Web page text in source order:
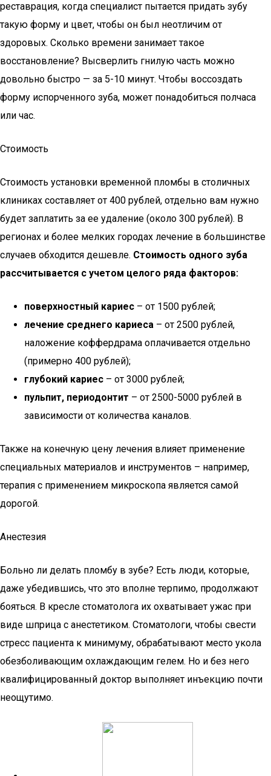
реставрация, когда специалист пытается придать зубу
такую форму и цвет, чтобы он был неотличим от
здоровых. Сколько времени занимает такое
восстановление? Высверлить гнилую часть можно
довольно быстро — за 5-10 минут. Чтобы воссоздать
форму испорченного зуба, может понадобиться полчаса
или час.
Стоимость
Стоимость установки временной пломбы в столичных
клиниках составляет от 400 рублей, отдельно вам нужно
будет заплатить за ее удаление (около 300 рублей). В
регионах и более мелких городах лечение в большинстве
случаев обходится дешевле. Стоимость одного зуба
рассчитывается с учетом целого ряда факторов:
поверхностный кариес – от 1500 рублей;
лечение среднего кариеса – от 2500 рублей,
наложение коффердрама оплачивается отдельно
(примерно 400 рублей);
глубокий кариес – от 3000 рублей;
пульпит, периодонтит – от 2500-5000 рублей в
зависимости от количества каналов.
Также на конечную цену лечения влияет применение
специальных материалов и инструментов – например,
терапия с применением микроскопа является самой
дорогой.
Анестезия
Больно ли делать пломбу в зубе? Есть люди, которые,
даже убедившись, что это вполне терпимо, продолжают
бояться. В кресле стоматолога их охватывает ужас при
виде шприца с анестетиком. Стоматологи, чтобы свести
стресс пациента к минимуму, обрабатывают место укола
обезболивающим охлаждающим гелем. Но и без него
квалифицированный доктор выполняет инъекцию почти
неощутимо.